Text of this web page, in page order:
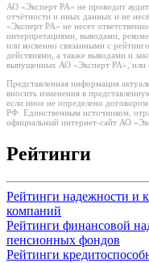
АО «Эксперт РА» не проводит
отчётности и иных данных и не
«Эксперт РА» не несет
интерпретациями, выводами,
или косвенно связанными с
действиями, а также выводами и
выпущенных АО «Эксперт РА», или
Представленная информация
вносить изменения в
если иное не определено договором
РФ. Единственным источником,
официальный интернет-сайт АО
Рейтинги
Рейтинги надежности и
компаний
Рейтинги финансовой
пенсионных фондов
Рейтинги